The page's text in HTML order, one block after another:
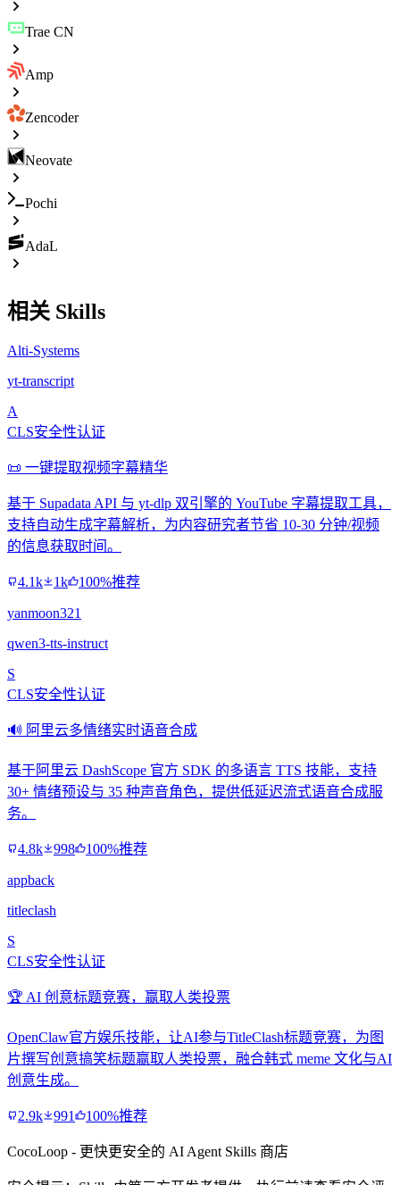
Trae CN
Amp
Zencoder
Neovate
Pochi
AdaL
相关 Skills
Alti-Systems
yt-transcript
A
CLS安全性认证
📜 一键提取视频字幕精华
基于 Supadata API 与 yt-dlp 双引擎的 YouTube 字幕提取工具，
支持自动生成字幕解析，为内容研究者节省 10-30 分钟/视频
的信息获取时间。
4.1k 1k 100%推荐
yanmoon321
qwen3-tts-instruct
S
CLS安全性认证
🔊 阿里云多情绪实时语音合成
基于阿里云 DashScope 官方 SDK 的多语言 TTS 技能，支持
30+ 情绪预设与 35 种声音角色，提供低延迟流式语音合成服
务。
4.8k 998 100%推荐
appback
titleclash
S
CLS安全性认证
🏆 AI 创意标题竞赛，赢取人类投票
OpenClaw官方娱乐技能，让AI参与TitleClash标题竞赛，为图
片撰写创意搞笑标题赢取人类投票，融合韩式 meme 文化与AI
创意生成。
2.9k 991 100%推荐
CocoLoop - 更快更安全的 AI Agent Skills 商店